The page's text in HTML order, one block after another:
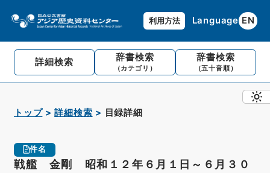
利用方法 Language EN
詳細検索 辞書検索
（カテゴリ）
辞書検索
（五十音順）
トップ 詳細検索 目録詳細
件名
戦艦 金剛 昭和１２年６月１日～６月３０